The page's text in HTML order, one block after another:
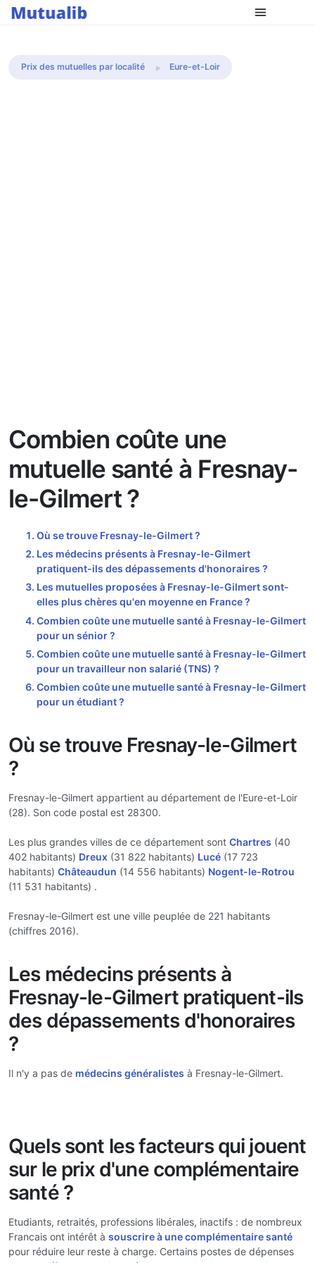
Comparer les mutuelles
Prix des mutuelles par localité Eure-et-Loir
Combien coûte une
mutuelle santé à Fresnay-
le-Gilmert ?
Où se trouve Fresnay-le-Gilmert ?
Les médecins présents à Fresnay-le-Gilmert
pratiquent-ils des dépassements d'honoraires ?
Les mutuelles proposées à Fresnay-le-Gilmert sont-
elles plus chères qu'en moyenne en France ?
Combien coûte une mutuelle santé à Fresnay-le-Gilmert
pour un sénior ?
Combien coûte une mutuelle santé à Fresnay-le-Gilmert
pour un travailleur non salarié (TNS) ?
Combien coûte une mutuelle santé à Fresnay-le-Gilmert
pour un étudiant ?
Où se trouve Fresnay-le-Gilmert
?
Fresnay-le-Gilmert appartient au département de l'Eure-et-Loir
(28). Son code postal est 28300.
Les plus grandes villes de ce département sont Chartres (40
402 habitants) Dreux (31 822 habitants) Lucé (17 723
habitants) Châteaudun (14 556 habitants) Nogent-le-Rotrou
(11 531 habitants) .
Fresnay-le-Gilmert est une ville peuplée de 221 habitants
(chiffres 2016).
Les médecins présents à
Fresnay-le-Gilmert pratiquent-ils
des dépassements d'honoraires
?
Il n'y a pas de médecins généralistes à Fresnay-le-Gilmert.
Quels sont les facteurs qui jouent
sur le prix d'une complémentaire
santé ?
Etudiants, retraités, professions libérales, inactifs : de nombreux
Francais ont intérêt à souscrire à une complémentaire santé
pour réduire leur reste à charge. Certains postes de dépenses